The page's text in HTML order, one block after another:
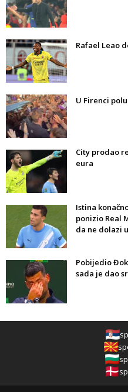
Rafael Leao
U Firenci
City prodao
eura
Istina
ponizio Real
da ne dolazi
Pobijedio
sada je dao